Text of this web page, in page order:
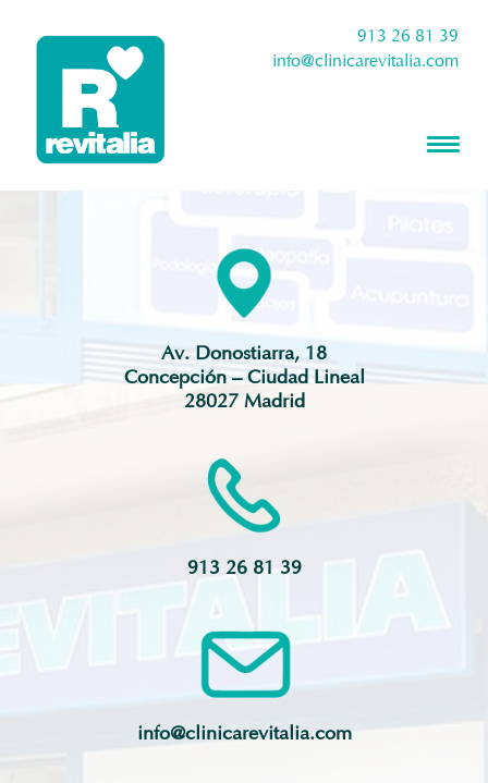
913 26 81 39
info@clinicarevitalia.com
Av. Donostiarra, 18
Concepción – Ciudad Lineal
28027 Madrid
913 26 81 39
info@clinicarevitalia.com